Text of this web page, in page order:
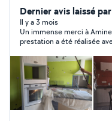
Dernier avis laissé
Il y a 3 mois
Un immense merci à
prestation a été réalisée
notre demande ne